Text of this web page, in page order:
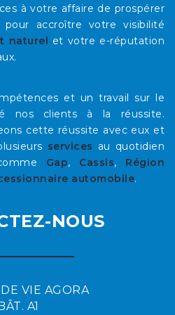
à votre affaire de prospérer
accroître votre visibilité
naturel
et votre e-réputation
et un travail sur le
nos clients à la réussite.
cette réussite avec eux et
services au quotidien
Gap, Cassis, Région
automobile.
NOUS
VIE AGORA
BÂT. A1